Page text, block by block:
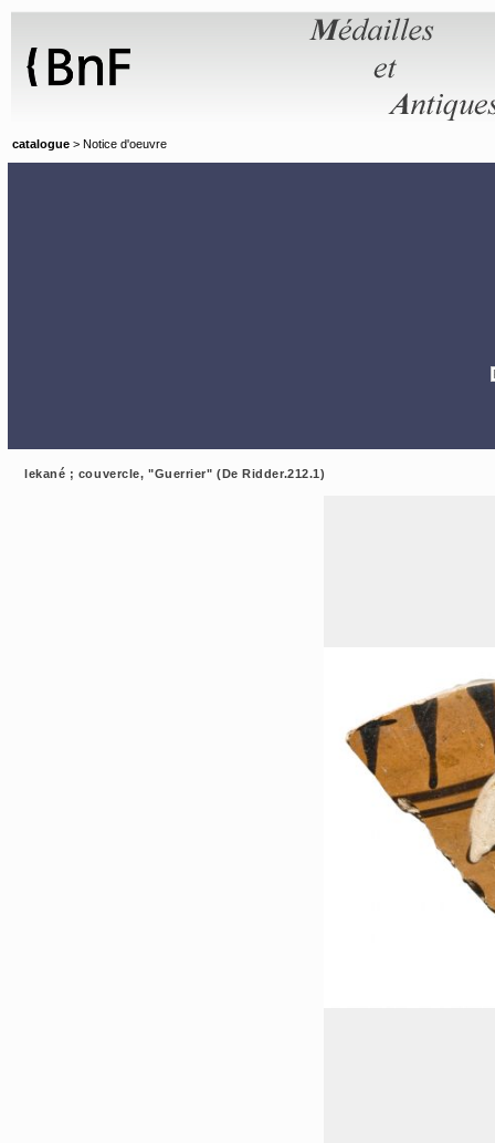
catalogue > Notice d'oeuvre
lekané ; couvercle, "Guerrier" (De Ridder.212.1)